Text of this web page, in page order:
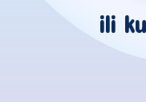
ili